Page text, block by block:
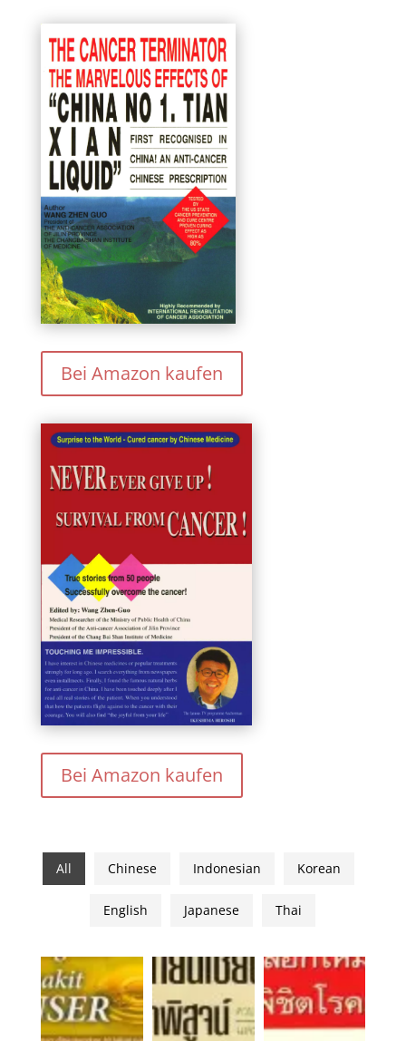
Bei Amazon kaufen
Bei Amazon kaufen
All Chinese Indonesian Korean
English Japanese Thai